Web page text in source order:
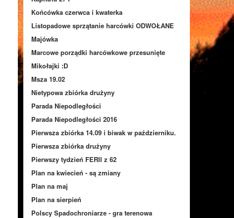
Końcówka czerwca i kwaterka
Listopadowe sprzątanie harcówki ODWOŁANE
Majówka
Marcowe porządki harcówkowe przesunięte
Mikołajki :D
Msza 19.02
Nietypowa zbiórka drużyny
Parada Niepodległości
Parada Niepodległości 2016
Pierwsza zbiórka 14.09 i biwak w październiku.
Pierwsza zbiórka drużyny
Pierwszy tydzień FERII z 62
Plan na kwiecień - są zmiany
Plan na maj
Plan na sierpień
Polscy Spadochroniarze - gra terenowa